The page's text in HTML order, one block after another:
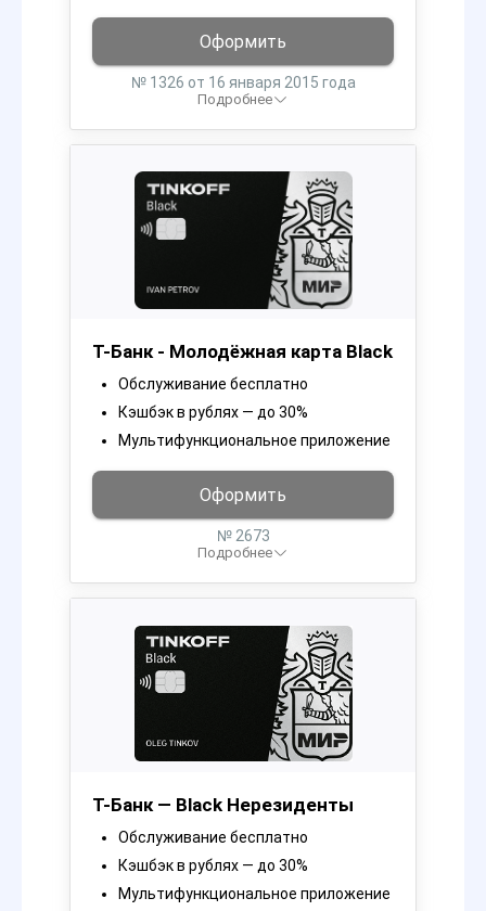
Оформить
№ 1326 от 16 января 2015 года
Подробнее
Т-Банк - Молодёжная карта Black
Обслуживание бесплатно
Кэшбэк в рублях — до 30%
Мультифункциональное приложение
Оформить
№ 2673
Подробнее
Т-Банк — Black Нерезиденты
Обслуживание бесплатно
Кэшбэк в рублях — до 30%
Мультифункциональное приложение